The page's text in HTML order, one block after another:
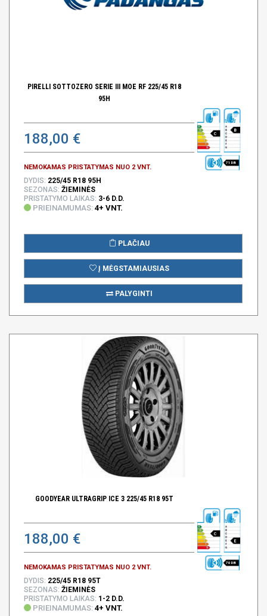
PIRELLI SOTTOZERO SERIE III MOE RF 225/45 R18
95H
188,00 €
NEMOKAMAS PRISTATYMAS NUO 2 VNT.
C
B
71 DB
DYDIS: 225/45 R18 95H
SEZONAS: ŽIEMINĖS
PRISTATYMO LAIKAS: 3-6 D.D.
PRIEINAMUMAS: 4+ VNT.
PLAČIAU
Į MĖGSTAMIAUSIAS
PALYGINTI
GOODYEAR ULTRAGRIP ICE 3 225/45 R18 95T
188,00 €
NEMOKAMAS PRISTATYMAS NUO 2 VNT.
C
E
70 DB
DYDIS: 225/45 R18 95T
SEZONAS: ŽIEMINĖS
PRISTATYMO LAIKAS: 1-2 D.D.
PRIEINAMUMAS: 4+ VNT.